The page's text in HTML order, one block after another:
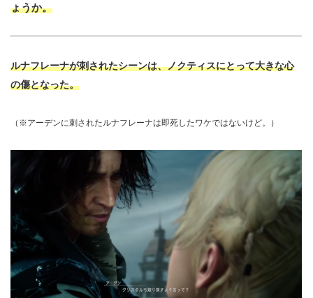
ょうか。
ルナフレーナが刺されたシーンは、ノクティスにとって大きな心
の傷となった。
（※アーデンに刺されたルナフレーナは即死したワケではないけど。）